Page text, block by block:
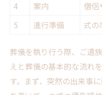
4
案内
僧侶
5
進行準備 式の
葬儀を執り行う際、ご遺
えと葬儀の基本的な流れ
す。まず、突然の出来事